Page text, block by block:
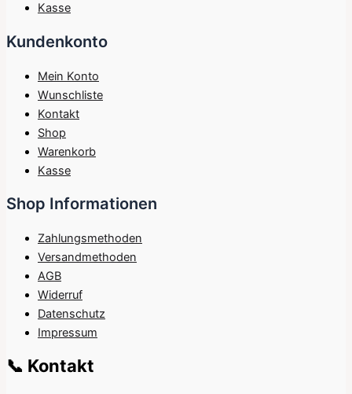
Kasse
Kundenkonto
Mein Konto
Wunschliste
Kontakt
Shop
Warenkorb
Kasse
Shop Informationen
Zahlungsmethoden
Versandmethoden
AGB
Widerruf
Datenschutz
Impressum
📞 Kontakt